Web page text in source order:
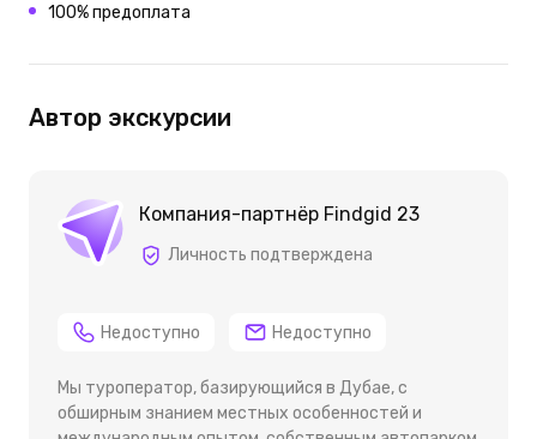
100% предоплата
Автор экскурсии
Компания-партнёр Findgid 23
Личность подтверждена
Недоступно Недоступно
Мы туроператор, базирующийся в Дубае, с
обширным знанием местных особенностей и